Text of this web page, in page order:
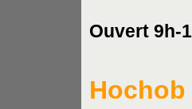
Ouvert 9h-
Hochob